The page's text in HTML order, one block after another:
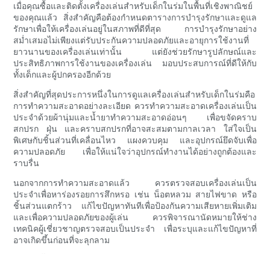
เมื่อคุณซื้อและติดตั้งเครื่องเล่นสำหรับเด็กในร่มในพื้นที่เชิงพาณิชย์
ของคุณแล้ว สิ่งสำคัญคือต้องกำหนดตารางการบำรุงรักษาและดูแล
รักษาเพื่อให้เครื่องเล่นอยู่ในสภาพที่ดีที่สุด การบำรุงรักษาอย่าง
สม่ำเสมอไม่เพียงแต่รับประกันความปลอดภัยและอายุการใช้งานที่
ยาวนานของเครื่องเล่นเท่านั้น แต่ยังช่วยรักษารูปลักษณ์และ
ประสิทธิภาพการใช้งานของเครื่องเล่น มอบประสบการณ์ที่ดีให้กับ
ทั้งเด็กและผู้ปกครองอีกด้วย
สิ่งสำคัญที่สุดประการหนึ่งในการดูแลเครื่องเล่นสำหรับเด็กในร่มคือ
การทำความสะอาดอย่างละเอียด ควรทำความสะอาดเครื่องเล่นเป็น
ประจำด้วยผ้านุ่มและน้ำยาทำความสะอาดอ่อนๆ เพื่อขจัดคราบ
สกปรก ฝุ่น และคราบสกปรกที่อาจสะสมตามกาลเวลา ใส่ใจเป็น
พิเศษกับชิ้นส่วนที่เคลื่อนไหว แผงควบคุม และอุปกรณ์ยึดจับเพื่อ
ความปลอดภัย เพื่อให้แน่ใจว่าอุปกรณ์ทำงานได้อย่างถูกต้องและ
ราบรื่น
นอกจากการทำความสะอาดแล้ว ควรตรวจสอบเครื่องเล่นเป็น
ประจำเพื่อหาร่องรอยการสึกหรอ เช่น น็อตหลวม สายไฟขาด หรือ
ชิ้นส่วนแตกร้าว แก้ไขปัญหาทันทีเพื่อป้องกันความเสียหายเพิ่มเติม
และเพื่อความปลอดภัยของผู้เล่น ควรพิจารณานัดหมายให้ช่าง
เทคนิคผู้เชี่ยวชาญตรวจสอบเป็นประจำ เพื่อระบุและแก้ไขปัญหาที่
อาจเกิดขึ้นก่อนที่จะลุกลาม